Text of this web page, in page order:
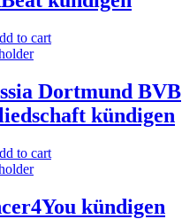
to cart
Dortmund BVB
kündigen
to cart
kündigen